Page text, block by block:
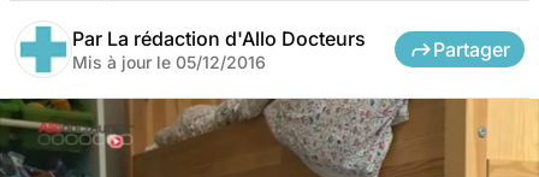
Par La rédaction d'Allo Docteurs
Mis à jour le 05/12/2016
Partager